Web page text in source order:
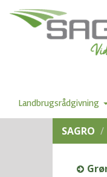
Landbrugsrådgivning
SAGRO